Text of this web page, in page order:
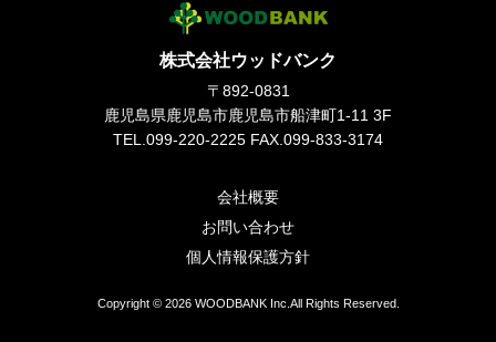
スタッフブログ
サイトマップ
株式会社ウッドバンク
〒892-0831
鹿児島県鹿児島市鹿児島市船津町1-11 3F
TEL.099-220-2225 FAX.099-833-3174
会社概要
お問い合わせ
個人情報保護方針
Copyright © 2026 WOODBANK Inc.All Rights Reserved.